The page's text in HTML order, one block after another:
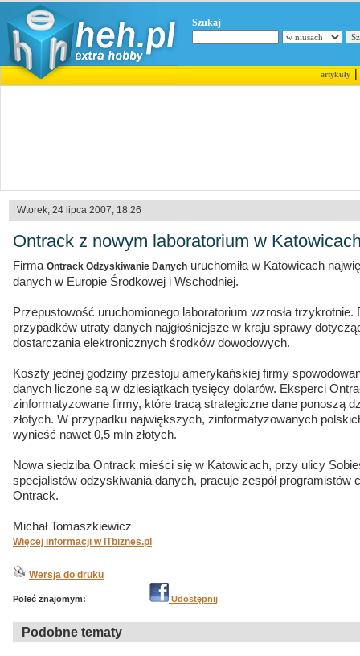
Szukaj
artykuły|
Wtorek, 24 lipca 2007, 18:26
Ontrack z nowym laboratorium w
Firma Ontrack Odzyskiwanie Danych uruchomiła w Katowicach
danych w Europie Środkowej i Wschodniej.
Przepustowość uruchomionego laboratorium wzrosła trzykrotnie.
przypadków utraty danych najgłośniejsze w kraju sprawy
dostarczania elektronicznych środków dowodowych.
Koszty jednej godziny przestoju amerykańskiej firmy
danych liczone są w dziesiątkach tysięcy dolarów. Eksperci
zinformatyzowane firmy, które tracą strategiczne dane ponoszą
złotych. W przypadku największych, zinformatyzowanych
wynieść nawet 0,5 mln złotych.
Nowa siedziba Ontrack mieści się w Katowicach, przy ulicy
specjalistów odzyskiwania danych, pracuje zespół programistów
Ontrack.
Michał Tomaszkiewicz
Więcej informacji w ITbiznes.pl
Wersja do druku
Poleć znajomym: Udostępnij
Podobne tematy